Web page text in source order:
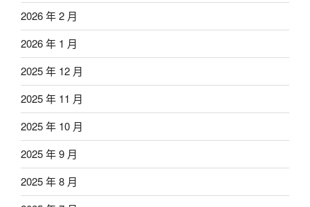
2026 年 2 月
2026 年 1 月
2025 年 12 月
2025 年 11 月
2025 年 10 月
2025 年 9 月
2025 年 8 月